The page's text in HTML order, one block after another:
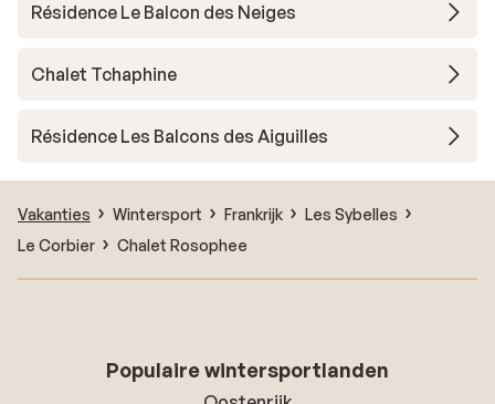
Résidence Le Balcon des Neiges
Chalet Tchaphine
Résidence Les Balcons des Aiguilles
Vakanties Wintersport Frankrijk
Les Sybelles
Le Corbier
Chalet Rosophee
Populaire wintersportlanden